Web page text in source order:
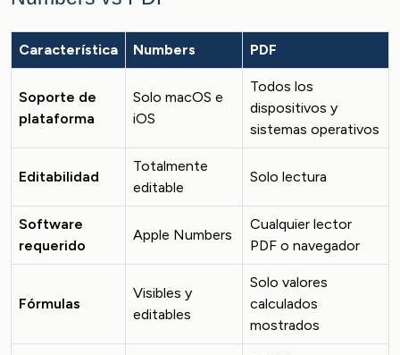
Característica Numbers PDF
Soporte de
plataforma
Solo macOS e
iOS
Todos los
dispositivos y
sistemas operativos
Editabilidad
Totalmente
editable
Solo lectura
Software
requerido
Apple Numbers
Cualquier lector
PDF o navegador
Fórmulas
Visibles y
editables
Solo valores
calculados
mostrados